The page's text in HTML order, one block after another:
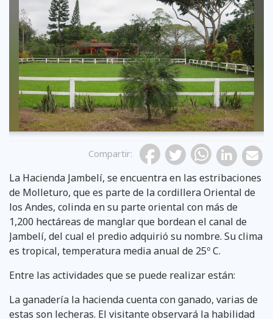
Compartir:
La Hacienda Jambelí, se encuentra en las estribaciones
de Molleturo, que es parte de la cordillera Oriental de
los Andes, colinda en su parte oriental con más de
1,200 hectáreas de manglar que bordean el canal de
Jambelí, del cual el predio adquirió su nombre. Su clima
es tropical, temperatura media anual de 25º C.
Entre las actividades que se puede realizar están:
La ganadería la hacienda cuenta con ganado, varias de
estas son lecheras. El visitante observará la habilidad